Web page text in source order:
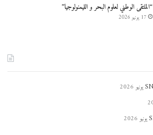
“الملتقى الوطني لعلوم البحر و الليمنولوجيا”
17 يونيو 2026